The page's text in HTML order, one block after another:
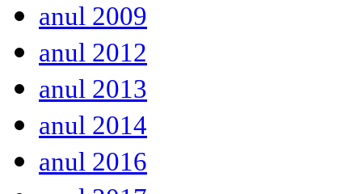
anul 2009
anul 2012
anul 2013
anul 2014
anul 2016